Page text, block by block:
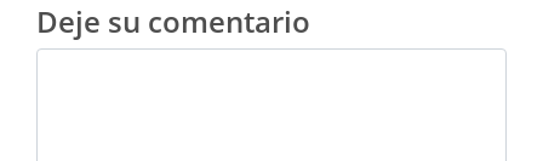
Deje su comentario